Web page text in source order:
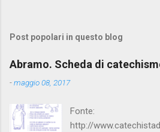
Post popolari in questo blog
Abramo. Scheda di
-maggio 08, 2017
Fonte:
http://